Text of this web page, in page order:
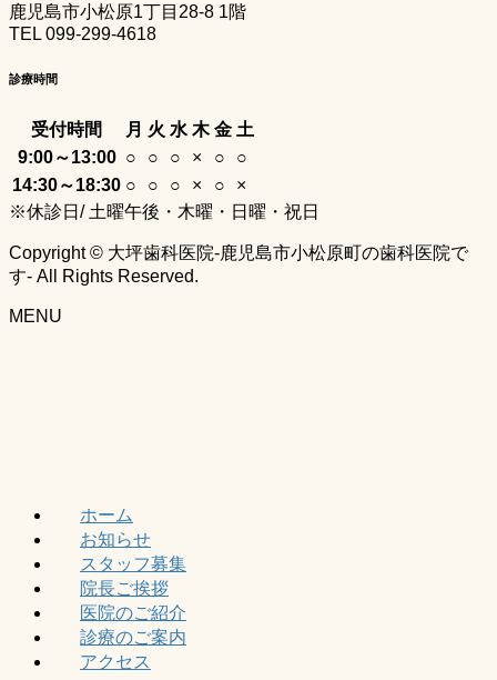
鹿児島市小松原1丁目28-8 1階
TEL 099-299-4618
診療時間
受付時間 月 火 水 木 金 土
9:00～13:00 ○ ○ ○ × ○
○
14:30～18:30 ○ ○ ○ × ○
×
※休診日/ 土曜午後・木曜・日曜・祝日
Copyright © 大坪歯科医院-鹿児島市小松原町の歯科医院で
す- All Rights Reserved.
MENU
ホーム
お知らせ
スタッフ募集
院長ご挨拶
医院のご紹介
診療のご案内
アクセス